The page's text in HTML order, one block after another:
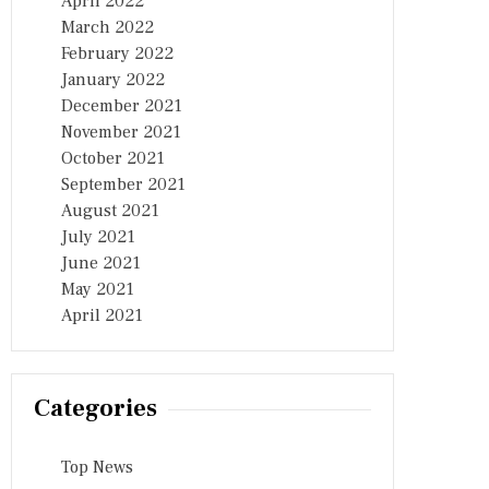
March 2022
February 2022
January 2022
December 2021
November 2021
October 2021
September 2021
August 2021
July 2021
June 2021
May 2021
April 2021
Categories
Top News